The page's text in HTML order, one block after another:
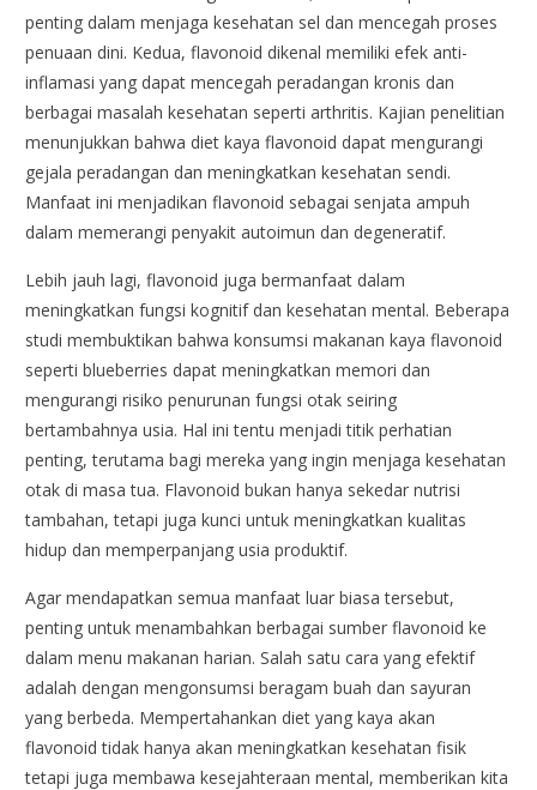
penting dalam menjaga kesehatan sel dan mencegah proses
penuaan dini. Kedua, flavonoid dikenal memiliki efek anti-
inflamasi yang dapat mencegah peradangan kronis dan
berbagai masalah kesehatan seperti arthritis. Kajian penelitian
menunjukkan bahwa diet kaya flavonoid dapat mengurangi
gejala peradangan dan meningkatkan kesehatan sendi.
Manfaat ini menjadikan flavonoid sebagai senjata ampuh
dalam memerangi penyakit autoimun dan degeneratif.
Lebih jauh lagi, flavonoid juga bermanfaat dalam
meningkatkan fungsi kognitif dan kesehatan mental. Beberapa
studi membuktikan bahwa konsumsi makanan kaya flavonoid
seperti blueberries dapat meningkatkan memori dan
mengurangi risiko penurunan fungsi otak seiring
bertambahnya usia. Hal ini tentu menjadi titik perhatian
penting, terutama bagi mereka yang ingin menjaga kesehatan
otak di masa tua. Flavonoid bukan hanya sekedar nutrisi
tambahan, tetapi juga kunci untuk meningkatkan kualitas
hidup dan memperpanjang usia produktif.
Agar mendapatkan semua manfaat luar biasa tersebut,
penting untuk menambahkan berbagai sumber flavonoid ke
dalam menu makanan harian. Salah satu cara yang efektif
adalah dengan mengonsumsi beragam buah dan sayuran
yang berbeda. Mempertahankan diet yang kaya akan
flavonoid tidak hanya akan meningkatkan kesehatan fisik
tetapi juga membawa kesejahteraan mental, memberikan kita